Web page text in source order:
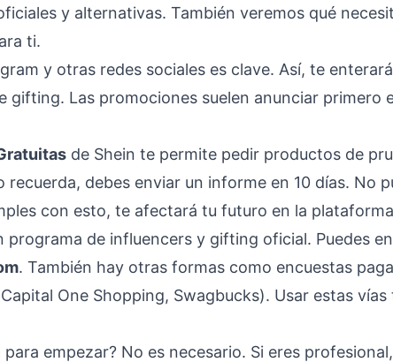
y alternativas. También veremos qué
ti.
y otras redes sociales es clave. Así, te
gifting. Las promociones suelen anunciar primero
de Shein te permite pedir productos de
recuerda, debes enviar un informe en 10 días. No
con esto, te afectará tu futuro en la
programa de influencers y gifting oficial. Puedes
. También hay otras formas como encuestas
One Shopping, Swagbucks). Usar estas
empezar? No es necesario. Si eres